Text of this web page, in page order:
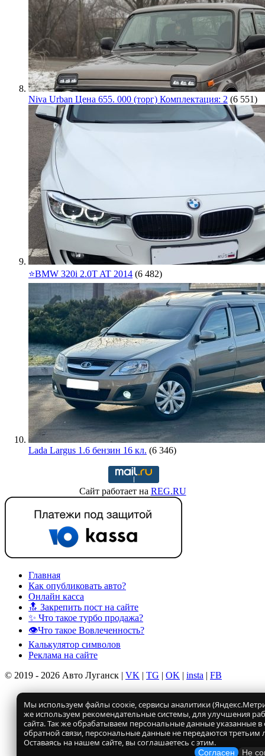
Niva Urban Цена 655. 000 (торг) Комплектация: 2 (6 551)
⭐️BMW 320i 2.0T AT 2014 (6 482)
Lada Largus 1.6 бензин 16 кл. (6 346)
Сайт работает на REG.RU
Главная
Как опубликовать авто?
Онлайн касса
🔝 Закрепить пост на сайте
✨ Что такое турбо продажа?
👁️Что такое Вовлеченность?
Калькулятор символов
Реклама на сайте
© 2019 - 2026 Авто Луганск | VK | TG | OK | insta | FB
Мы используем файлы соокіе, сервисы аналитики
же используем рекомендательные системы, для улучшения
сайта. Так же обрабатываем персональные данные указанные
обратной связи, персональные данные не передаются третьим
Оставаясь на нашем сайте, вы соглашаетесь с этим.
Согласен Не